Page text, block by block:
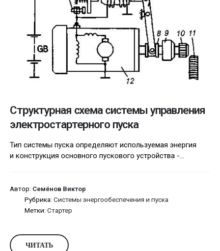
Структурная схема системы управления
электростартерного пуска
Тип системы пуска определяют используемая энергия
и конструкция основного пускового устройства -...
Автор: Семёнов Виктор
Рубрика: Системы энергообеспечения и пуска
Метки: Стартер
ЧИТАТЬ